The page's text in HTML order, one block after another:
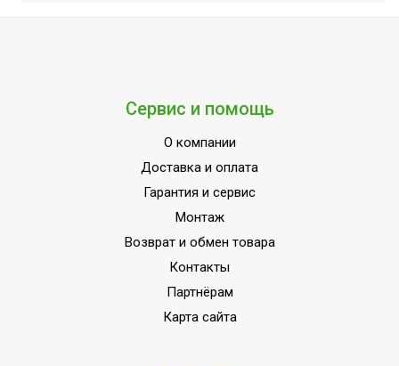
Сервис и помощь
О компании
Доставка и оплата
Гарантия и сервис
Монтаж
Возврат и обмен товара
Контакты
Партнёрам
Карта сайта